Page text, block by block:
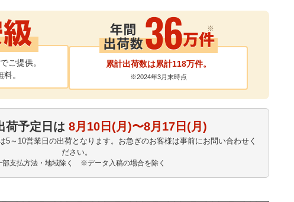
ご提供。
。
累計出荷数は累計118万件。
※2024年3月末時点
荷予定日は 8月10日(月)〜8月17日(月)
5～10営業日の出荷となります。お急ぎのお客様は事前にお問い合わせく
ださい。
支払方法・地域除く ※データ入稿の場合を除く